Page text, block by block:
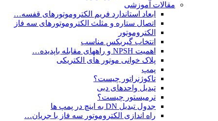
مقالات آموزشی
ابعاد استاندارد فریم الکتروموتورهای قفسه…
اتصال ستاره و مثلث الکتروموتورهای سه فاز
الکتروموتور
انتخاب گیربکس مناسب
اهمیت NPSH و راههای مقابله باپدیده…
پلاک خوانی موتور های الکتریکی
پمپ
تاکوژنراتور چیست؟
تبدیل واحدهای دبی
ترمیستور چیست؟
جدول تبدیل DN به اینچ در پمپ ها
راه اندازی الکتروموتور سه فاز با جریان…